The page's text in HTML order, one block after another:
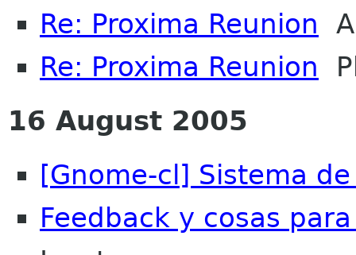
Re: Proxima Reunion
Re: Proxima Reunion
16 August 2005
[Gnome-cl] Sistema
Feedback y cosas